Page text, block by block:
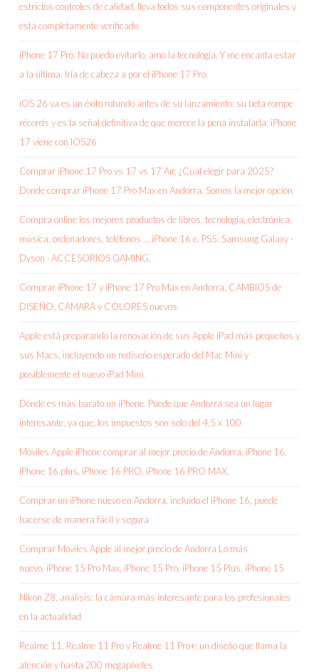
estrictos controles de calidad, lleva todos sus componentes originales y
está completamente verificado.
iPhone 17 Pro. No puedo evitarlo, amo la tecnología. Y me encanta estar
a la última. Iría de cabeza a por el iPhone 17 Pro.
iOS 26 ya es un éxito rotundo antes de su lanzamiento: su beta rompe
récords y es la señal definitiva de que merece la pena instalarla. iPhone
17 viene con IOS26
Comprar iPhone 17 Pro vs 17 vs 17 Air. ¿Cuál elegir para 2025?
Donde comprar iPhone 17 Pro Max en Andorra. Somos la mejor opción.
Compra online los mejores productos de libros, tecnología, electrónica,
música, ordenadores, teléfonos … iPhone 16 e. PS5. Samsung Galaxy ·
Dyson · ACCESORIOS GAMING.
Comprar iPhone 17 y iPhone 17 Pro Max en Andorra, CAMBIOS de
DISEÑO, CÁMARA y COLORES nuevos
Apple está preparando la renovación de sus Apple iPad más pequeños y
sus Macs, incluyendo un rediseño esperado del Mac Mini y
posiblemente el nuevo iPad Mini.
Dónde es más barato un iPhone. Puede que Andorra sea un lugar
interesante, ya que, los impuestos son solo del 4,5 x 100
Móviles Apple iPhone comprar al mejor precio de Andorra, iPhone 16,
iPhone 16 plus, iPhone 16 PRO, iPhone 16 PRO MAX.
Comprar un iPhone nuevo en Andorra, incluido el iPhone 16, puede
hacerse de manera fácil y segura
Comprar Móviles Apple al mejor precio de Andorra Lo más
nuevo, iPhone 15 Pro Max, iPhone 15 Pro, iPhone 15 Plus, iPhone 15
Nikon Z8, análisis: la cámara más interesante para los profesionales
en la actualidad
Realme 11, Realme 11 Pro y Realme 11 Pro+: un diseño que llama la
atención y hasta 200 megapíxeles